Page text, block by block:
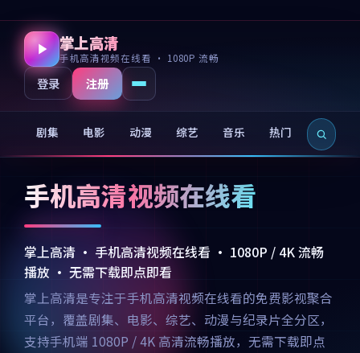
掌上高清
手机高清视频在线看 · 1080P 流畅
登录 注册
剧集 电影 动漫 综艺 音乐 热门 新片
手机高清视频在线看
掌上高清 · 手机高清视频在线看 · 1080P / 4K 流畅
播放 · 无需下载即点即看
掌上高清是专注于手机高清视频在线看的免费影视聚合
平台，覆盖剧集、电影、综艺、动漫与纪录片全分区，
支持手机端 1080P / 4K 高清流畅播放，无需下载即点